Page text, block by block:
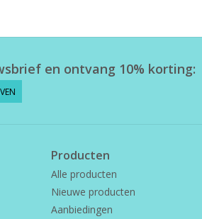
en ontvang 10% korting:
Producten
Alle producten
Nieuwe producten
Aanbiedingen